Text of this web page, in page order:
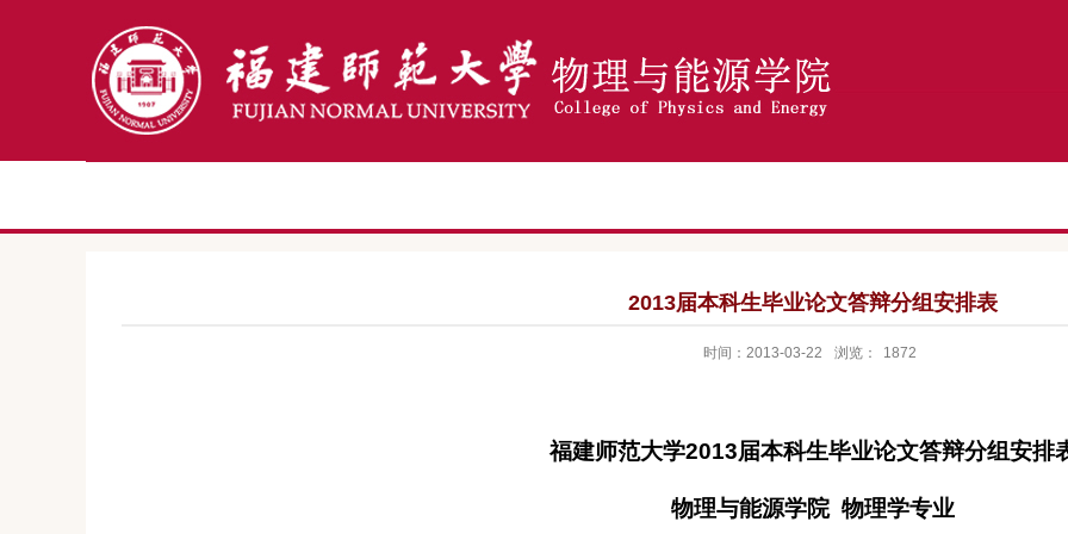
2013届本科生毕业论文答辩分组安排表
时间：2013-03-22 浏览： 1872
福建师范大学2013届本科生毕业论文答辩分组安排
物理与能源学院 物理学专业